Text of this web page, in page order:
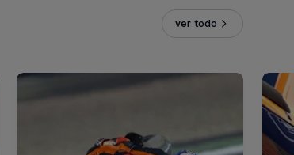
ver todo